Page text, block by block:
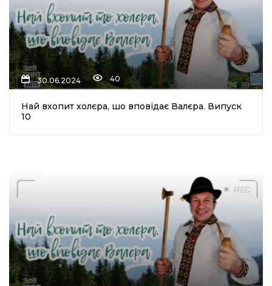
30.06.2024 40
Най вхопит холєра, шо вповідає Валєра. Випуск
10